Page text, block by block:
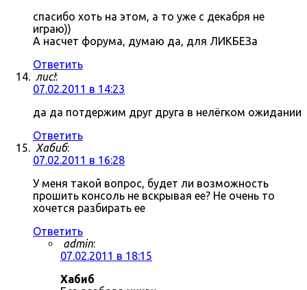
спасибо хоть на этом, а то уже с декабря не
играю))
А насчет форума, думаю да, для ЛИКБЕЗа
Ответить
лис!:
07.02.2011 в 14:23
да да потдержим друг друга в нелёгком ожидании
Ответить
Хабиб:
07.02.2011 в 16:28
У меня такой вопрос, будет ли возможность
прошить консоль не вскрывая ее? Не очень то
хочется разбирать ее
Ответить
admin:
07.02.2011 в 18:15
Хабиб